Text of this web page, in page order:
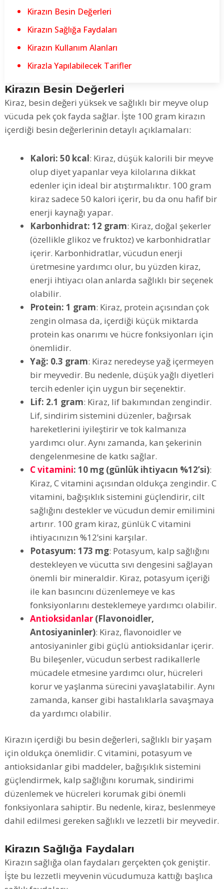
Kirazın Besin Değerleri
Kirazın Sağlığa Faydaları
Kirazın Kullanım Alanları
Kirazla Yapılabilecek Tarifler
Kirazın Besin Değerleri
Kiraz, besin değeri yüksek ve sağlıklı bir meyve olup
vücuda pek çok fayda sağlar. İşte 100 gram kirazın
içerdiği besin değerlerinin detaylı açıklamaları:
Kalori: 50 kcal: Kiraz, düşük kalorili bir meyve
olup diyet yapanlar veya kilolarına dikkat
edenler için ideal bir atıştırmalıktır. 100 gram
kiraz sadece 50 kalori içerir, bu da onu hafif bir
enerji kaynağı yapar.
Karbonhidrat: 12 gram: Kiraz, doğal şekerler
(özellikle glikoz ve fruktoz) ve karbonhidratlar
içerir. Karbonhidratlar, vücudun enerji
üretmesine yardımcı olur, bu yüzden kiraz,
enerji ihtiyacı olan anlarda sağlıklı bir seçenek
olabilir.
Protein: 1 gram: Kiraz, protein açısından çok
zengin olmasa da, içerdiği küçük miktarda
protein kas onarımı ve hücre fonksiyonları için
önemlidir.
Yağ: 0.3 gram: Kiraz neredeyse yağ içermeyen
bir meyvedir. Bu nedenle, düşük yağlı diyetleri
tercih edenler için uygun bir seçenektir.
Lif: 2.1 gram: Kiraz, lif bakımından zengindir.
Lif, sindirim sistemini düzenler, bağırsak
hareketlerini iyileştirir ve tok kalmanıza
yardımcı olur. Aynı zamanda, kan şekerinin
dengelenmesine de katkı sağlar.
C vitamini: 10 mg (günlük ihtiyacın %12’si):
Kiraz, C vitamini açısından oldukça zengindir. C
vitamini, bağışıklık sistemini güçlendirir, cilt
sağlığını destekler ve vücudun demir emilimini
artırır. 100 gram kiraz, günlük C vitamini
ihtiyacınızın %12’sini karşılar.
Potasyum: 173 mg: Potasyum, kalp sağlığını
destekleyen ve vücutta sıvı dengesini sağlayan
önemli bir mineraldir. Kiraz, potasyum içeriği
ile kan basıncını düzenlemeye ve kas
fonksiyonlarını desteklemeye yardımcı olabilir.
Antioksidanlar (Flavonoidler,
Antosiyaninler): Kiraz, flavonoidler ve
antosiyaninler gibi güçlü antioksidanlar içerir.
Bu bileşenler, vücudun serbest radikallerle
mücadele etmesine yardımcı olur, hücreleri
korur ve yaşlanma sürecini yavaşlatabilir. Aynı
zamanda, kanser gibi hastalıklarla savaşmaya
da yardımcı olabilir.
Kirazın içerdiği bu besin değerleri, sağlıklı bir yaşam
için oldukça önemlidir. C vitamini, potasyum ve
antioksidanlar gibi maddeler, bağışıklık sistemini
güçlendirmek, kalp sağlığını korumak, sindirimi
düzenlemek ve hücreleri korumak gibi önemli
fonksiyonlara sahiptir. Bu nedenle, kiraz, beslenmeye
dahil edilmesi gereken sağlıklı ve lezzetli bir meyvedir.
Kirazın Sağlığa Faydaları
Kirazın sağlığa olan faydaları gerçekten çok geniştir.
İşte bu lezzetli meyvenin vücudumuza kattığı başlıca